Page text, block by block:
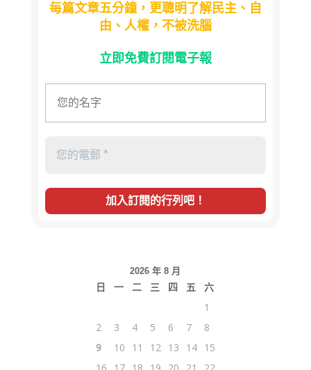
每篇文章五分鐘，更聰明了解民主、自
由、人權，不被洗腦
立即免費訂閱電子報
2026 年 8 月
日 一 二 三 四 五
六
1
2
3 4 5 6 7
8
9
10 11 12 13 14 15